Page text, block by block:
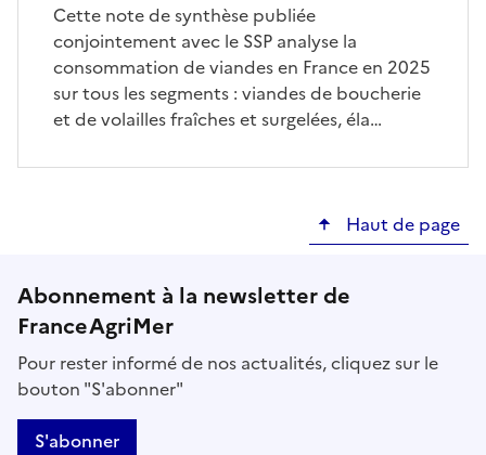
Cette note de synthèse publiée
conjointement avec le SSP analyse la
consommation de viandes en France en 2025
sur tous les segments : viandes de boucherie
et de volailles fraîches et surgelées, éla…
Haut de page
Abonnement à la newsletter de
FranceAgriMer
Pour rester informé de nos actualités, cliquez sur le
bouton "S'abonner"
S'abonner